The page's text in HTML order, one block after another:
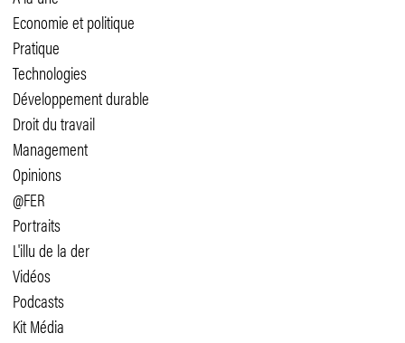
Economie et politique
Pratique
Technologies
Développement durable
Droit du travail
Management
Opinions
@FER
Portraits
L'illu de la der
Vidéos
Podcasts
Kit Média